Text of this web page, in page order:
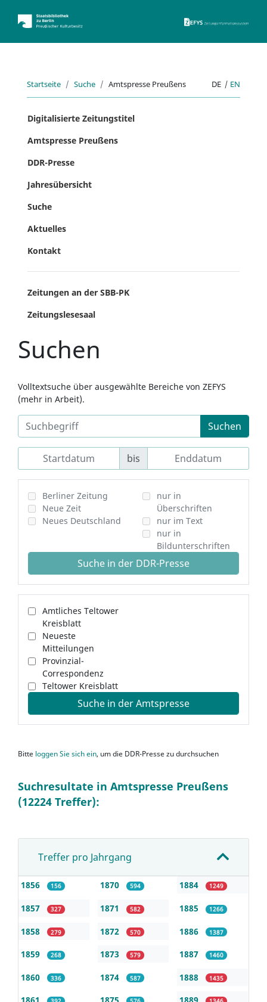
Startseite Suche Amtspresse Preußens DE | EN
Digitalisierte Zeitungstitel
Amtspresse Preußens
DDR-Presse
Jahresübersicht
Suche
Aktuelles
Kontakt
Zeitungen an der SBB-PK
Zeitungslesesaal
Suchen
Volltextsuche über ausgewählte Bereiche von ZEFYS
(mehr in Arbeit).
Suchen
bis
Berliner Zeitung
Neue Zeit
Neues Deutschland
nur in
Überschriften
nur im Text
nur in
Bildunterschriften
Suche in der DDR-Presse
Amtliches Teltower
Kreisblatt
Neueste
Mitteilungen
Provinzial-
Correspondenz
Teltower Kreisblatt
Suche in der Amtspresse
Bitte loggen Sie sich ein, um die DDR-Presse zu durchsuchen
Suchresultate in Amtspresse Preußens
(12224 Treffer):
Treffer pro Jahrgang
1856 156
1857 327
1858 279
1859 268
1860 336
1870 594
1871 582
1872 570
1873 579
1874 587
1884 1249
1885 1266
1886 1387
1887 1460
1888 1435